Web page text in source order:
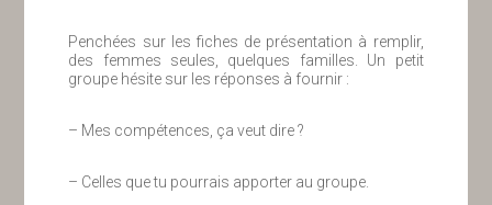
Penchées sur les fiches de présentation à remplir,
des femmes seules, quelques familles. Un petit
groupe hésite sur les réponses à fournir :
– Mes compétences, ça veut dire ?
– Celles que tu pourrais apporter au groupe.